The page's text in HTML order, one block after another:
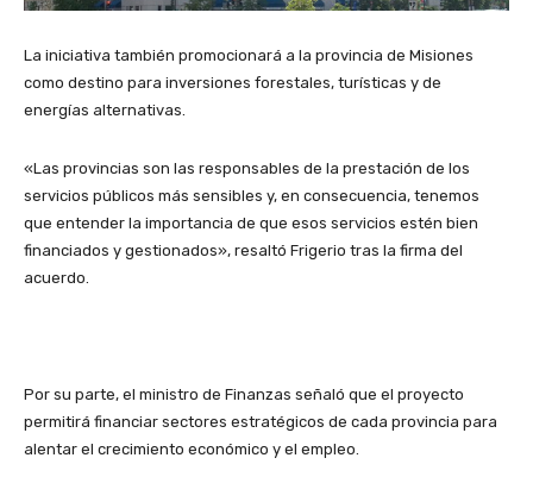
La iniciativa también promocionará a la provincia de Misiones
como destino para inversiones forestales, turísticas y de
energías alternativas.
«Las provincias son las responsables de la prestación de los
servicios públicos más sensibles y, en consecuencia, tenemos
que entender la importancia de que esos servicios estén bien
financiados y gestionados», resaltó Frigerio tras la firma del
acuerdo.
Por su parte, el ministro de Finanzas señaló que el proyecto
permitirá financiar sectores estratégicos de cada provincia para
alentar el crecimiento económico y el empleo.